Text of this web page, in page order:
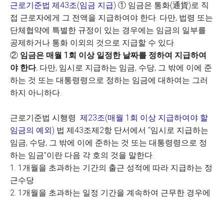
근로기준법 제43조(임금 지급) ① 임금은 통화(通貨)로 직
접 근로자에게 그 전액을 지급하여야 한다. 다만, 법령 또는
단체협약에 특별한 규정이 있는 경우에는 임금의 일부를
공제하거나 통화 이외의 것으로 지급할 수 있다.
② 임금은 매월 1회 이상 일정한 날짜를 정하여 지급하여
야 한다. 다만, 임시로 지급하는 임금, 수당, 그 밖에 이에 준
하는 것 또는 대통령령으로 정하는 임금에 대하여는 그러
하지 아니하다.
근로기준법 시행령 제23조(매월 1회 이상 지급하여야 할
임금의 예외) 법 제43조제2항 단서에서 “임시로 지급하는
임금, 수당, 그 밖에 이에 준하는 것 또는 대통령령으로 정
하는 임금”이란 다음 각 호의 것을 말한다.
1. 1개월을 초과하는 기간의 출근 성적에 따라 지급하는 정
근수당
2. 1개월을 초과하는 일정 기간을 계속하여 근무한 경우에